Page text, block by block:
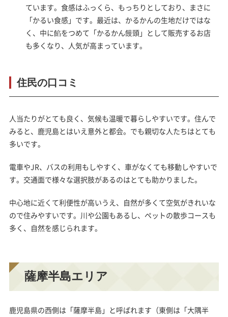
ています。食感はふっくら、もっちりとしており、まさに
「かるい食感」です。最近は、かるかんの生地だけではな
く、中に餡をつめて「かるかん饅頭」として販売するお店
も多くなり、人気が高まっています。
住民の口コミ
人当たりがとても良く、気候も温暖で暮らしやすいです。住んで
みると、鹿児島とはいえ意外と都会。でも親切な人たちはとても
多いです。
電車やJR、バスの利用もしやすく、車がなくても移動しやすいで
す。交通面で様々な選択肢があるのはとても助かりました。
中心地に近くて利便性が高いうえ、自然が多くて空気がきれいな
ので住みやすいです。川や公園もあるし、ペットの散歩コースも
多く、自然を感じられます。
薩摩半島エリア
鹿児島県の西側は「薩摩半島」と呼ばれます（東側は「大隅半